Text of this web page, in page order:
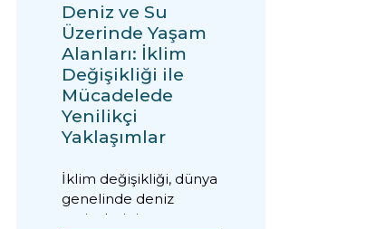
Deniz ve Su
Üzerinde Yaşam
Alanları: İklim
Değişikliği ile
Mücadelede
Yenilikçi
Yaklaşımlar
İklim değişikliği, dünya
genelinde deniz
seviyelerinin